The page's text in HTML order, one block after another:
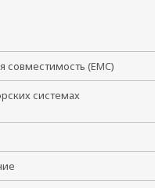
совместимость (EMC)
системах